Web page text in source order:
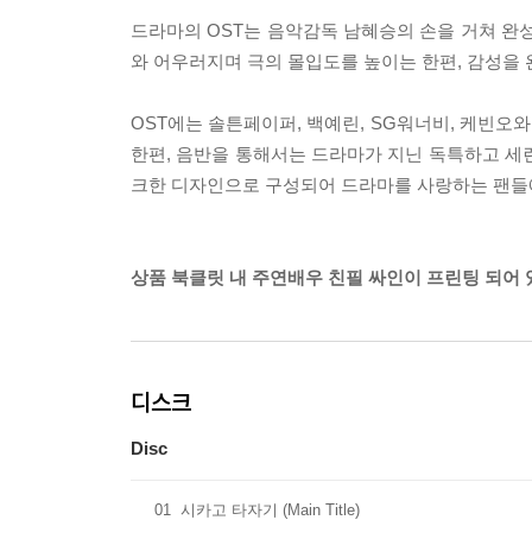
드라마의 OST는 음악감독 남혜승의 손을 거쳐
와 어우러지며 극의 몰입도를 높이는 한편, 감성을
OST에는 솔튼페이퍼, 백예린, SG워너비, 케빈오
한편, 음반을 통해서는 드라마가 지닌 독특하고
크한 디자인으로 구성되어 드라마를 사랑하는 팬
상품 북클릿 내 주연배우 친필 싸인이 프린팅 되어
디스크
Disc
01 시카고 타자기 (Main Title)